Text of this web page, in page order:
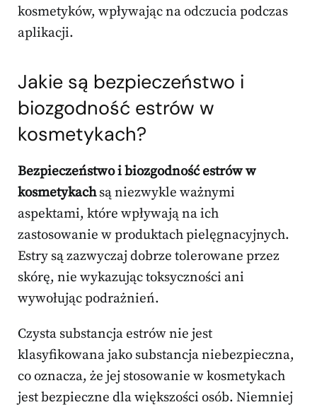
kosmetyków, wpływając na odczucia podczas
aplikacji.
Jakie są bezpieczeństwo i
biozgodność estrów w
kosmetykach?
Bezpieczeństwo i biozgodność estrów w
kosmetykachsą niezwykle ważnymi
aspektami, które wpływają na ich
zastosowanie w produktach pielęgnacyjnych.
Estry są zazwyczaj dobrze tolerowane przez
skórę, nie wykazując toksyczności ani
wywołując podrażnień.
Czysta substancja estrów nie jest
klasyfikowana jako substancja niebezpieczna,
co oznacza, że jej stosowanie w kosmetykach
jest bezpieczne dla większości osób. Niemniej